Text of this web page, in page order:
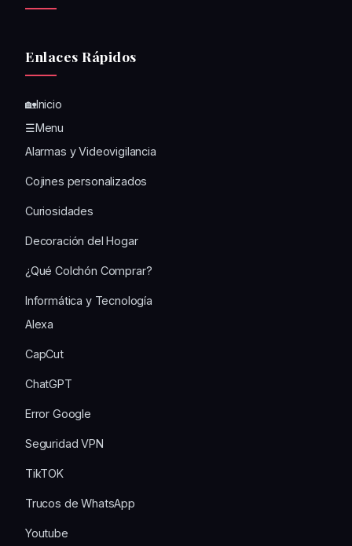
Enlaces Rápidos
🏡Inicio
☰Menu
Alarmas y Videovigilancia
Cojines personalizados
Curiosidades
Decoración del Hogar
¿Qué Colchón Comprar?
Informática y Tecnología
Alexa
CapCut
ChatGPT
Error Google
Seguridad VPN
TikTOK
Trucos de WhatsApp
Youtube